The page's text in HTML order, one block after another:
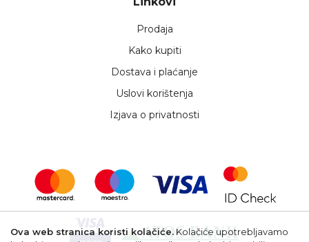
Prodaja
Kako kupiti
Dostava i plaćanje
Uslovi korištenja
Izjava o privatnosti
Ova web stranica koristi kolačiće. Kolačiće upotrebljavamo